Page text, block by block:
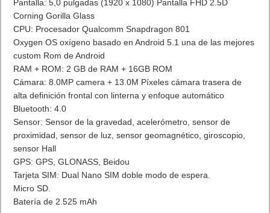
Pantalla: 5,0 pulgadas (1920 x 1080) Pantalla FHD 2.5D
Corning Gorilla Glass
CPU: Procesador Qualcomm Snapdragon 801
Oxygen OS oxígeno basado en Android 5.1 una de las mejores
custom Rom de Android
RAM + ROM: 2 GB de RAM + 16GB ROM
Cámara: 8.0MP camera + 13.0M Píxeles cámara trasera de
alta definición frontal con linterna y enfoque automático
Bluetooth: 4.0
Sensor: Sensor de la gravedad, acelerómetro, sensor de
proximidad, sensor de luz, sensor geomagnético, giroscopio,
sensor Hall
GPS: GPS, GLONASS, Beidou
Tarjeta SIM: Dual Nano SIM doble modo de espera.
Micro SD.
Batería de 2.525 mAh